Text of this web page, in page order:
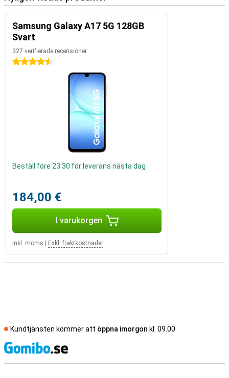
Samsung Galaxy A17 5G 128GB
Svart
327 verifierade recensioner
4.5 stjärnor
Beställ före 23:30 för leverans nästa dag
184,00 €
I varukorgen
Inkl. moms Exkl. fraktkostnader
Kundtjänsten kommer att öppna imorgon kl. 09.00